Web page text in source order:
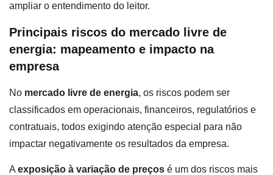
ampliar o entendimento do leitor.
Principais riscos do mercado livre de
energia: mapeamento e impacto na
empresa
No mercado livre de energia, os riscos podem ser
classificados em operacionais, financeiros, regulatórios e
contratuais, todos exigindo atenção especial para não
impactar negativamente os resultados da empresa.
A exposição à variação de preços é um dos riscos mais